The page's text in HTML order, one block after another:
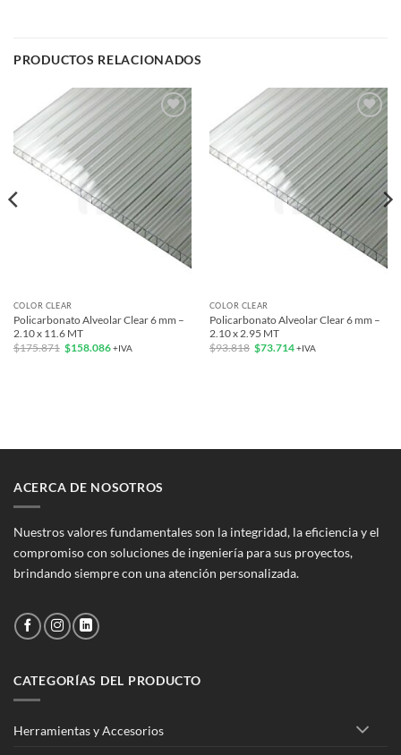
PRODUCTOS RELACIONADOS
Add to
wishlist
COLOR CLEAR
Policarbonato Alveolar Clear 6 mm –
2.10 x 11.6 MT
$175.871 El
precio
$158.086El+IVA
Add to
wishlist
COLOR CLEAR
Policarbonato Alveolar Clear 6 mm –
2.10 x 2.95 MT
$93.818 El
precio
$73.714El+IVA
ACERCA DE NOSOTROS
Nuestros valores fundamentales son la integridad, la eficiencia y el
compromiso con soluciones de ingeniería para sus proyectos,
brindando siempre con una atención personalizada.
CATEGORÍAS DEL PRODUCTO
Herramientas y Accesorios